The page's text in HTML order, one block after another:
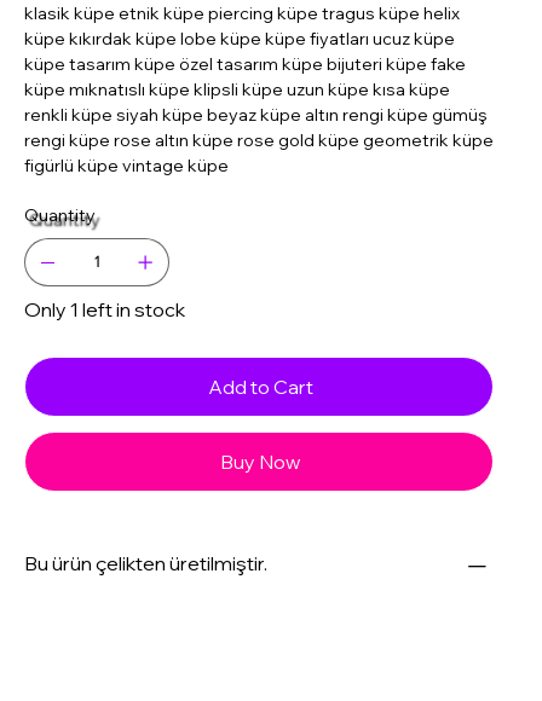
klasik küpe etnik küpe piercing küpe tragus küpe helix
küpe kıkırdak küpe lobe küpe küpe fiyatları ucuz küpe
küpe tasarım küpe özel tasarım küpe bijuteri küpe fake
küpe mıknatıslı küpe klipsli küpe uzun küpe kısa küpe
renkli küpe siyah küpe beyaz küpe altın rengi küpe gümüş
rengi küpe rose altın küpe rose gold küpe geometrik küpe
figürlü küpe vintage küpe
Quantity
Only 1 left in stock
Add to Cart
Buy Now
Bu ürün çelikten üretilmiştir.